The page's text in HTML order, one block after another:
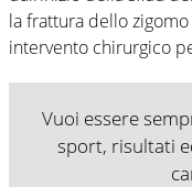
la frattura dello
intervento chirurgico
Vuoi essere
sport, risultati